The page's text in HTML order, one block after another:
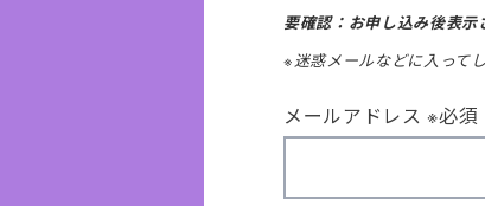
要確認：お申し込み後表示
※迷惑メールなどに入って
メールアドレス ※必須